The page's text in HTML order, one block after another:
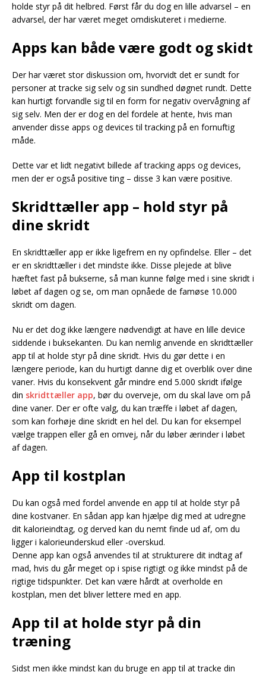
holde styr på dit helbred. Først får du dog en lille advarsel – en
advarsel, der har været meget omdiskuteret i medierne.
Apps kan både være godt og skidt
Der har været stor diskussion om, hvorvidt det er sundt for
personer at tracke sig selv og sin sundhed døgnet rundt. Dette
kan hurtigt forvandle sig til en form for negativ overvågning af
sig selv. Men der er dog en del fordele at hente, hvis man
anvender disse apps og devices til tracking på en fornuftig
måde.
Dette var et lidt negativt billede af tracking apps og devices,
men der er også positive ting – disse 3 kan være positive.
Skridttæller app – hold styr på
dine skridt
En skridttæller app er ikke ligefrem en ny opfindelse. Eller – det
er en skridttæller i det mindste ikke. Disse plejede at blive
hæftet fast på bukserne, så man kunne følge med i sine skridt i
løbet af dagen og se, om man opnåede de famøse 10.000
skridt om dagen.
Nu er det dog ikke længere nødvendigt at have en lille device
siddende i buksekanten. Du kan nemlig anvende en skridttæller
app til at holde styr på dine skridt. Hvis du gør dette i en
længere periode, kan du hurtigt danne dig et overblik over dine
vaner. Hvis du konsekvent går mindre end 5.000 skridt ifølge
din skridttæller app, bør du overveje, om du skal lave om på
dine vaner. Der er ofte valg, du kan træffe i løbet af dagen,
som kan forhøje dine skridt en hel del. Du kan for eksempel
vælge trappen eller gå en omvej, når du løber ærinder i løbet
af dagen.
App til kostplan
Du kan også med fordel anvende en app til at holde styr på
dine kostvaner. En sådan app kan hjælpe dig med at udregne
dit kalorieindtag, og derved kan du nemt finde ud af, om du
ligger i kalorieunderskud eller -overskud.
Denne app kan også anvendes til at strukturere dit indtag af
mad, hvis du går meget op i spise rigtigt og ikke mindst på de
rigtige tidspunkter. Det kan være hårdt at overholde en
kostplan, men det bliver lettere med en app.
App til at holde styr på din
træning
Sidst men ikke mindst kan du bruge en app til at tracke din